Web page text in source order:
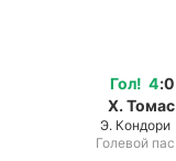
Гол! 4:0
Х. Томас
Э. Кондори
Голевой пас